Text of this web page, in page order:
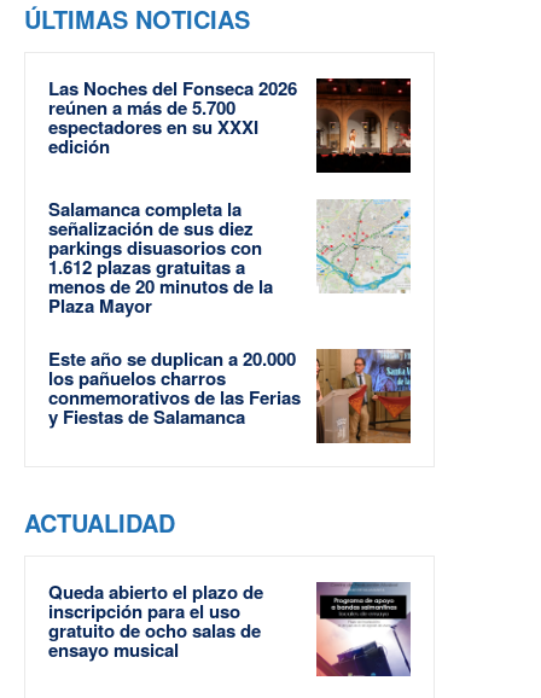
ÚLTIMAS NOTICIAS
Las Noches del Fonseca 2026
reúnen a más de 5.700
espectadores en su XXXI
edición
Salamanca completa la
señalización de sus diez
parkings disuasorios con
1.612 plazas gratuitas a
menos de 20 minutos de la
Plaza Mayor
Este año se duplican a 20.000
los pañuelos charros
conmemorativos de las Ferias
y Fiestas de Salamanca
ACTUALIDAD
Queda abierto el plazo de
inscripción para el uso
gratuito de ocho salas de
ensayo musical